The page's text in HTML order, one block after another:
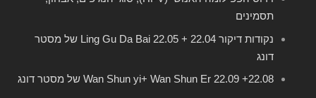
תסמינים
נקודות דיקור 22.04 + 22.05 Ling Gu Da Bai של מסטר
דונג
22.08+ 22.09 Wan Shun yi+ Wan Shun Er של מסטר דונג